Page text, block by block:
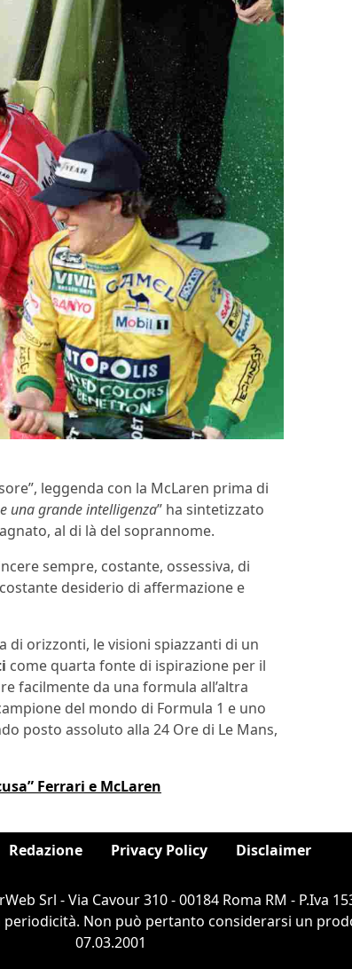
leggenda con la McLaren prima di
una grande intelligenza” ha sintetizzato
al di là del soprannome.
sempre, costante, ossessiva, di
desiderio di affermazione e
di orizzonti, le visioni spiazzanti di un
come quarta fonte di ispirazione per il
facilmente da una formula all’altra
del mondo di Formula 1 e uno
posto assoluto alla 24 Ore di Le Mans,
Ferrari e McLaren
Redazione Privacy Policy Disclaimer
Srl - Via Cavour 310 - 00184 Roma RM - P.Iva
Non può pertanto considerarsi un
07.03.2001